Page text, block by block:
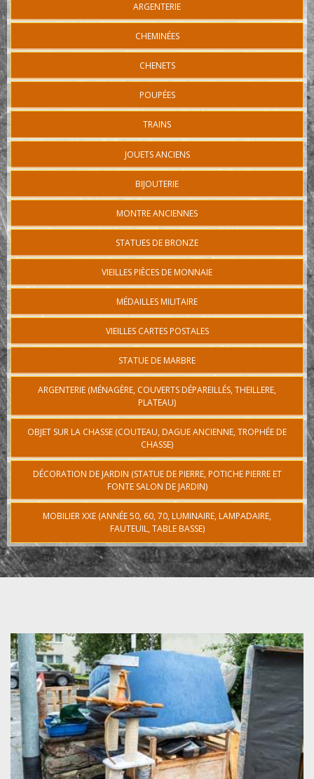
ARGENTERIE
CHEMINÉES
CHENETS
POUPÉES
TRAINS
JOUETS ANCIENS
BIJOUTERIE
MONTRE ANCIENNES
STATUES DE BRONZE
VIEILLES PIÈCES DE MONNAIE
MÉDAILLES MILITAIRE
VIEILLES CARTES POSTALES
STATUE DE MARBRE
ARGENTERIE (MÉNAGÈRE, COUVERTS DÉPAREILLÉS, THEILLERE,
PLATEAU)
OBJET SUR LA CHASSE (COUTEAU, DAGUE ANCIENNE, TROPHÉE DE
CHASSE)
DÉCORATION DE JARDIN (STATUE DE PIERRE, POTICHE PIERRE ET
FONTE SALON DE JARDIN)
MOBILIER XXE (ANNÉE 50, 60, 70, LUMINAIRE, LAMPADAIRE,
FAUTEUIL, TABLE BASSE)